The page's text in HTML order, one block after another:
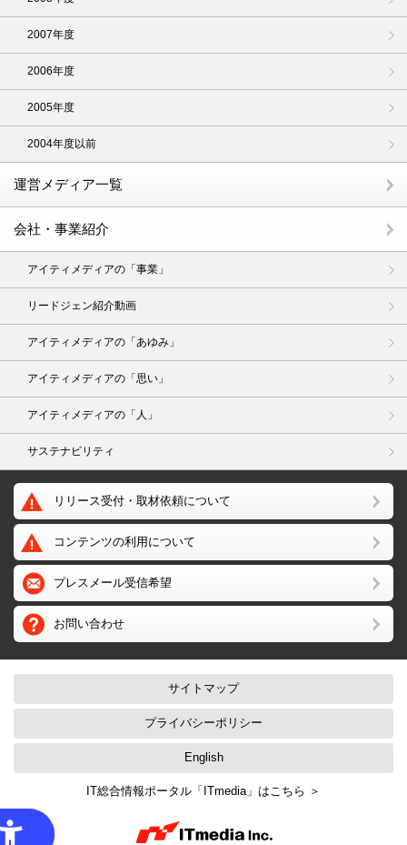
2007年度
2006年度
2005年度
2004年度以前
運営メディア一覧
会社・事業紹介
アイティメディアの「事業」
リードジェン紹介動画
アイティメディアの「あゆみ」
アイティメディアの「思い」
アイティメディアの「人」
サステナビリティ
リリース受付・取材依頼について
コンテンツの利用について
プレスメール受信希望
お問い合わせ
サイトマップ
プライバシーポリシー
English
IT総合情報ポータル「ITmedia」はこちら ＞